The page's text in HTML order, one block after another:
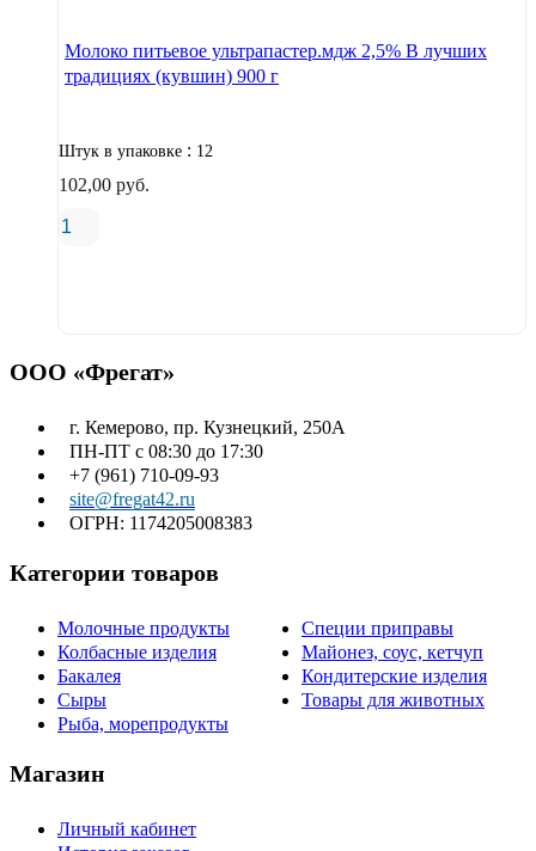
Молоко питьевое ультрапастер.мдж 2,5% В лучших
традициях (кувшин) 900 г
Штук в упаковке : 12
102,00 руб.
ООО «Фрегат»
г. Кемерово, пр. Кузнецкий, 250А
ПН-ПТ с 08:30 до 17:30
+7 (961) 710-09-93
site@fregat42.ru
ОГРН: 1174205008383
Категории товаров
Молочные продукты
Колбасные изделия
Бакалея
Сыры
Рыба, морепродукты
Специи приправы
Майонез, соус, кетчуп
Кондитерские изделия
Товары для животных
Магазин
Личный кабинет